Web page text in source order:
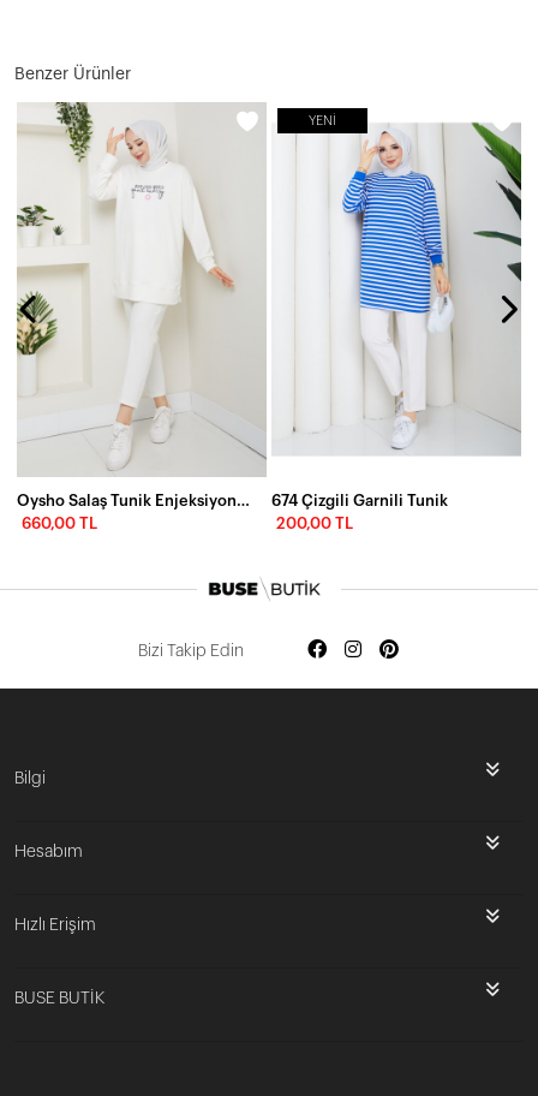
Benzer Ürünler
660,00 TL
YENI
674 Çizgili Garnili Tunik
200,00 TL
Bizi Takip Edin
Bilgi
Hesabım
Hızlı Erişim
BUSE BUTİK